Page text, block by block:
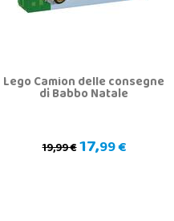
Lego Camion delle consegne
di Babbo Natale
19,99 €17,99 €